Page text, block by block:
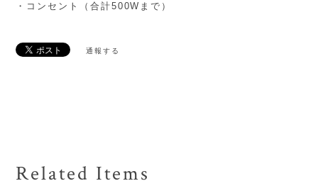
・コンセント（合計500Wまで）
通報する
Related Items